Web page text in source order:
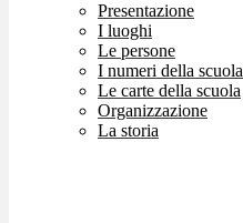
Presentazione
I luoghi
Le persone
I numeri della scuola
Le carte della scuola
Organizzazione
La storia